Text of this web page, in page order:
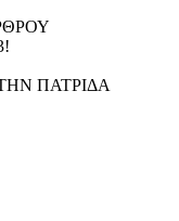
ΠΑΤΡΙΔΑ